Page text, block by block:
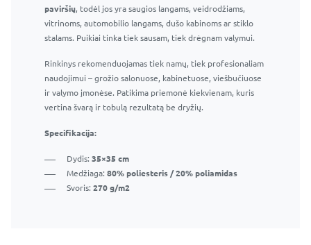
paviršių, todėl jos yra saugios langams, veidrodžiams,
vitrinoms, automobilio langams, dušo kabinoms ar stiklo
stalams. Puikiai tinka tiek sausam, tiek drėgnam valymui.
Rinkinys rekomenduojamas tiek namų, tiek profesionaliam
naudojimui – grožio salonuose, kabinetuose, viešbučiuose
ir valymo įmonėse. Patikima priemonė kiekvienam, kuris
vertina švarą ir tobulą rezultatą be dryžių.
Specifikacija:
Dydis: 35×35 cm
Medžiaga: 80% poliesteris / 20% poliamidas
Svoris: 270 g/m2
Tinka naudoti namuose ir profesionaliai